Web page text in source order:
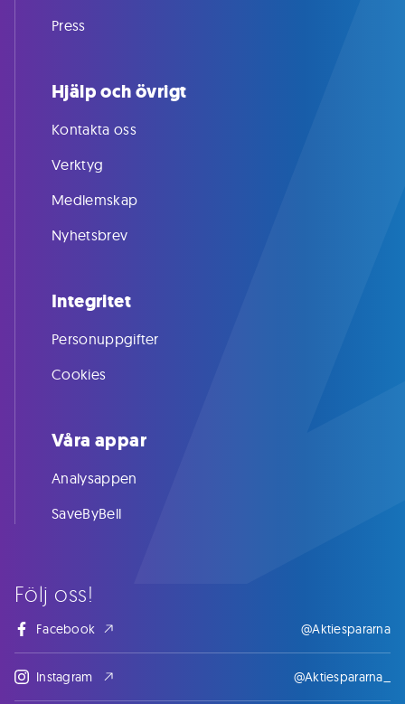
Följ oss!
Facebook @Aktiespararna
Instagram @Aktiespararna_
Press
Hjälp och övrigt
Kontakta oss
Verktyg
Medlemskap
Nyhetsbrev
Integritet
Personuppgifter
Cookies
Våra appar
Analysappen
SaveByBell